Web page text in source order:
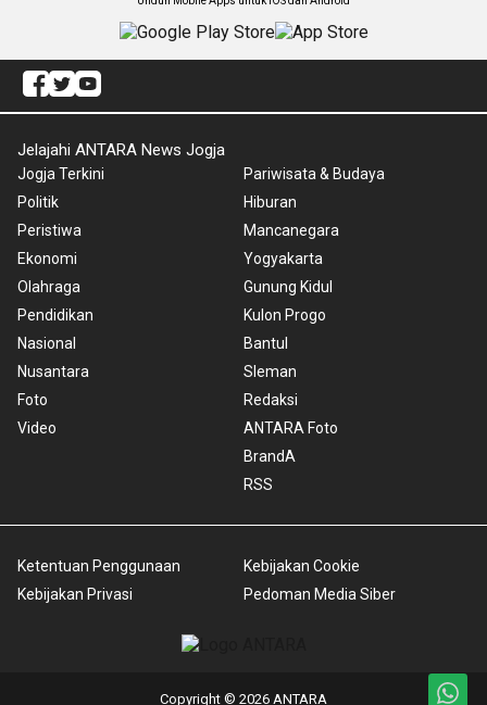
Jelajahi ANTARA News Jogja
Jogja Terkini
Politik
Peristiwa
Ekonomi
Olahraga
Pendidikan
Nasional
Nusantara
Foto
Video
Pariwisata & Budaya
Hiburan
Mancanegara
Yogyakarta
Gunung Kidul
Kulon Progo
Bantul
Sleman
Redaksi
ANTARA Foto
BrandA
RSS
Ketentuan Penggunaan
Kebijakan Privasi
Kebijakan Cookie
Pedoman Media Siber
Copyright © 2026 ANTARA